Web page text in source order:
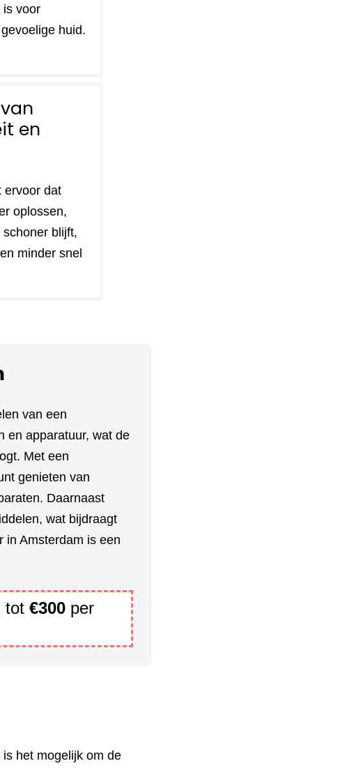
is voor
huid.
en
ervoor dat
oplossen,
blijft,
minder snel
van een
en apparatuur, wat de
Met een
genieten van
Daarnaast
wat bijdraagt
in Amsterdam is een
tot €300 per
het mogelijk om de